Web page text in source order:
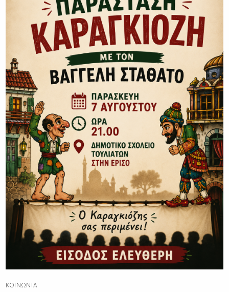
ΚΟΙΝΩΝΊΑ